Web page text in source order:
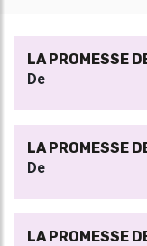
LA PROMESSE
De
LA PROMESSE
De
LA PROMESSE